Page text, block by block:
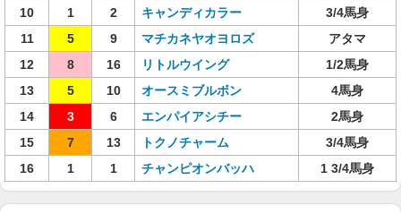
10
1 2 キャンディカラー
3/4馬身
11
5 9 マチカネヤオヨロズ
アタマ
12
8 16 リトルウイング
1/2馬身
13
5 10 オースミブルボン
4馬身
14
3 6 エンパイアシチー
2馬身
15
7 13 トクノチャーム
3/4馬身
16
1 1 チャンピオンバッハ 1 3/4馬身